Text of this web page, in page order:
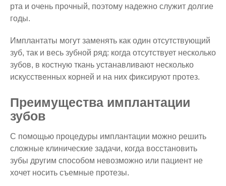
рта и очень прочный, поэтому надежно служит долгие
годы.
Имплантаты могут заменять как один отсутствующий
зуб, так и весь зубной ряд: когда отсутствует несколько
зубов, в костную ткань устанавливают несколько
искусственных корней и на них фиксируют протез.
Преимущества имплантации
зубов
С помощью процедуры имплантации можно решить
сложные клинические задачи, когда восстановить
зубы другим способом невозможно или пациент не
хочет носить съемные протезы.